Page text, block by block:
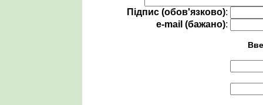
Підпис (обов'язково):
e-mail (бажано):